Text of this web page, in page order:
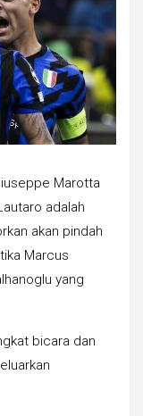
Marotta
adalah
akan pindah
Marcus
yang
bicara dan